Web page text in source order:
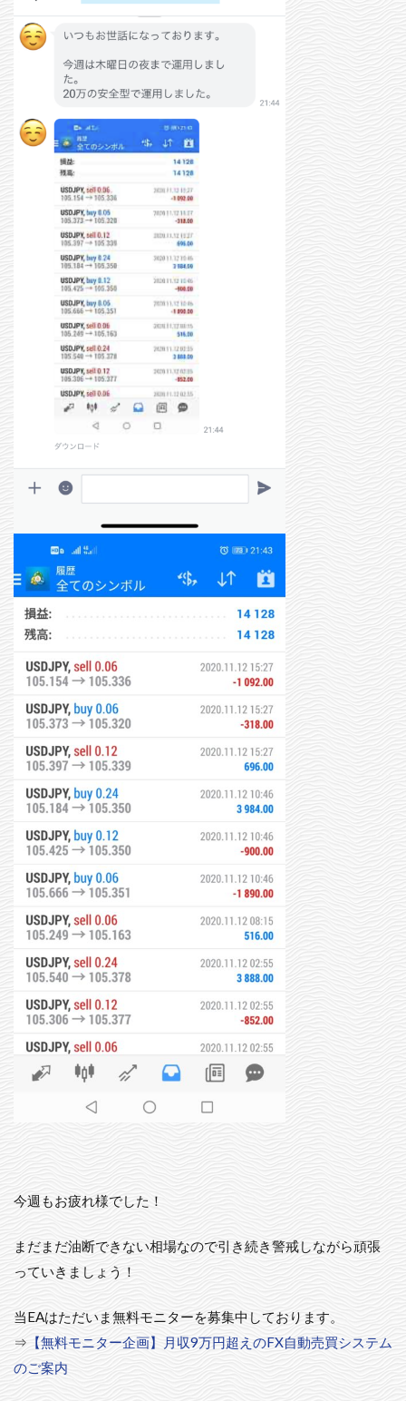
今週もお疲れ様でした！
まだまだ油断できない相場なので引き続き警戒しながら頑張
っていきましょう！
当EAはただいま無料モニターを募集中しております。
⇒ 【無料モニター企画】月収9万円超えのFX自動売買システム
のご案内